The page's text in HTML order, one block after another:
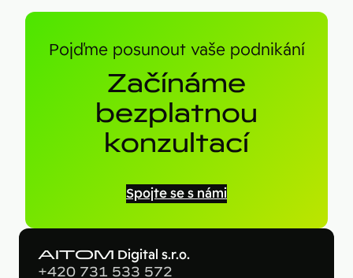
Pojďme posunout vaše podnikání
Začínáme
bezplatnou
konzultací
Spojte se s námi
AITOM Digital s.r.o.
+420 731 533 572